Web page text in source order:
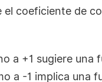
coeficiente de
a +1 sugiere una
a -1 implica una